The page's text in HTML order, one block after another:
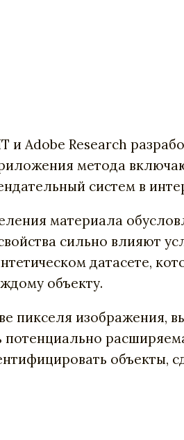
и Adobe Research
метода
систем в
материала
сильно влияют
датасете,
объекту.
пикселя изображения,
объекты,